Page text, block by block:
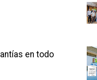
en todo